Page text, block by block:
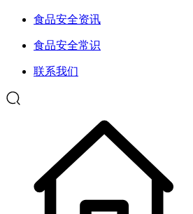
食品安全资讯
食品安全常识
联系我们